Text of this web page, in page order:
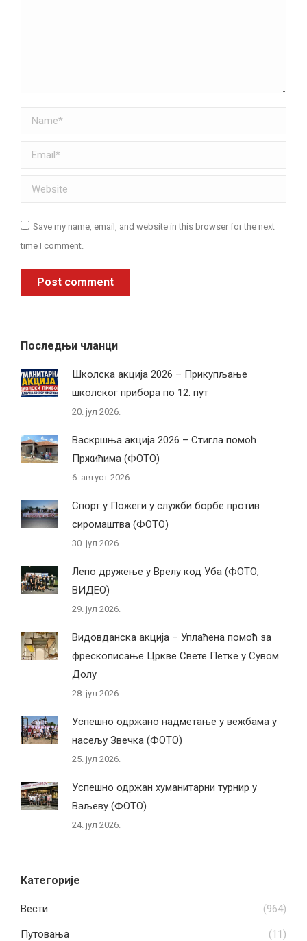
Name *
Email *
Website
Save my name, email, and website in this browser for the next
time I comment.
Post comment
Последњи чланци
Школска акција 2026 – Прикупљање
школског прибора по 12. пут
20. јул 2026.
Васкршња акција 2026 – Стигла помоћ
Пржићима (ФОТО)
6. август 2026.
Спорт у Пожеги у служби борбе против
сиромаштва (ФОТО)
30. јул 2026.
Лепо дружење у Врелу код Уба (ФОТО,
ВИДЕО)
29. јул 2026.
Видовданска акција – Уплаћена помоћ за
фрескописање Цркве Свете Петке у Сувом
Долу
28. јул 2026.
Успешно одржано надметање у вежбама у
насељу Звечка (ФОТО)
25. јул 2026.
Успешно одржан хуманитарни турнир у
Ваљеву (ФОТО)
24. јул 2026.
Категорије
Вести (964)
Путовања (11)